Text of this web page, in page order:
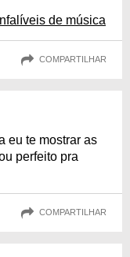
de música
COMPARTILHAR
eu te mostrar as
perfeito pra
COMPARTILHAR